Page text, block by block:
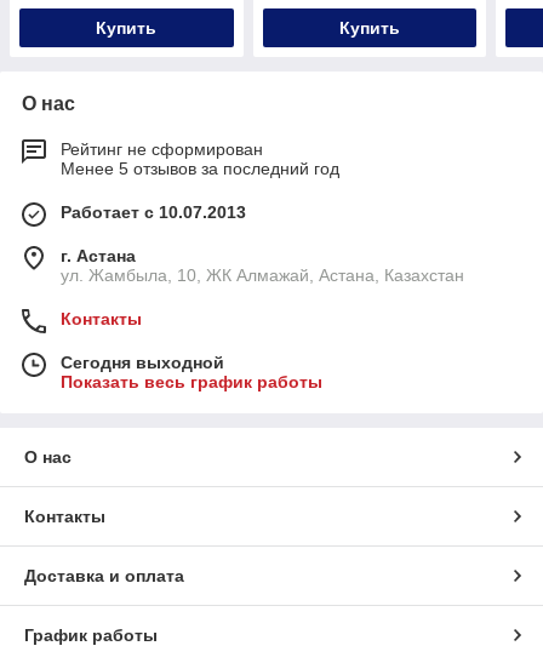
Купить Купить
О нас
Рейтинг не сформирован
Менее 5 отзывов за последний год
Работает с 10.07.2013
г. Астана
ул. Жамбыла, 10, ЖК Алмажай, Астана, Казахстан
Контакты
Сегодня выходной
Показать весь график работы
О нас
Контакты
Доставка и оплата
График работы